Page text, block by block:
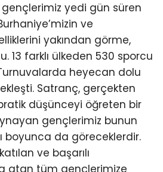
gençlerimiz yedi gün süren
ve
yakından görme,
13 farklı ülkeden 530 sporcu
heyecan dolu
Satranç, gerçekten
düşünceyi öğreten bir
gençlerimiz bunun
boyunca da göreceklerdir.
ve başarılı